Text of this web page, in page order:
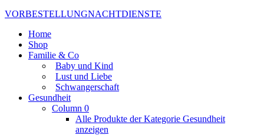
VORBESTELLUNGNACHTDIENSTE
Home
Shop
Familie & Co
Baby und Kind
Lust und Liebe
Schwangerschaft
Gesundheit
Column 0
Alle Produkte der Kategorie Gesundheit
anzeigen